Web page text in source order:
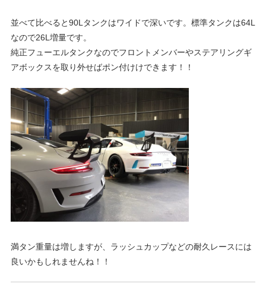
t
ポ
ュ
ー
な
ど
を
ご
介
い
た
し
ま
す
。
並べて比べると90Lタンクはワイドで深いです。標準タンクは64L
なので26L増量です。
純正フューエルタンクなのでフロントメンバーやステアリングギ
アボックスを取り外せばポン付けけできます！！
満タン重量は増しますが、ラッシュカップなどの耐久レースには
良いかもしれませんね！！